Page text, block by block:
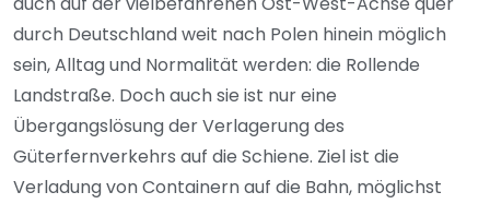
durch Deutschland weit nach Polen hinein möglich
sein, Alltag und Normalität werden: die Rollende
Landstraße. Doch auch sie ist nur eine
Übergangslösung der Verlagerung des
Güterfernverkehrs auf die Schiene. Ziel ist die
Verladung von Containern auf die Bahn, möglichst